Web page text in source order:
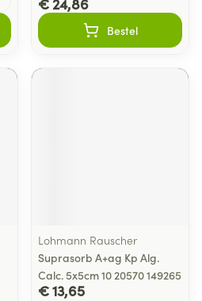
Bestel
Lohmann Rauscher
Suprasorb A+ag Kp Alg.
Calc. 5x5cm 10 20570 149265
€ 13,65